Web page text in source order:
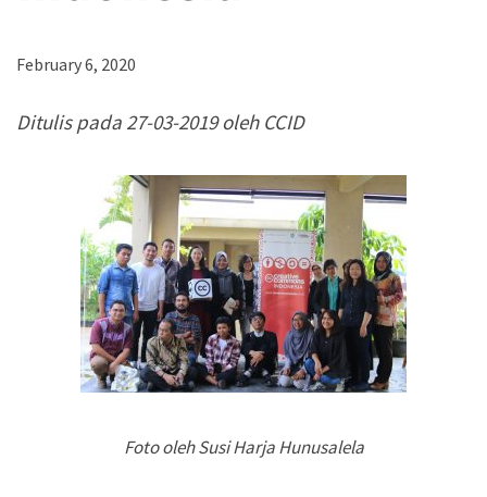
Konten Terbuka
Konten Terbuka
February 6, 2020
Ditulis pada 27-03-2019 oleh CCID
Foto oleh Susi Harja Hunusalela